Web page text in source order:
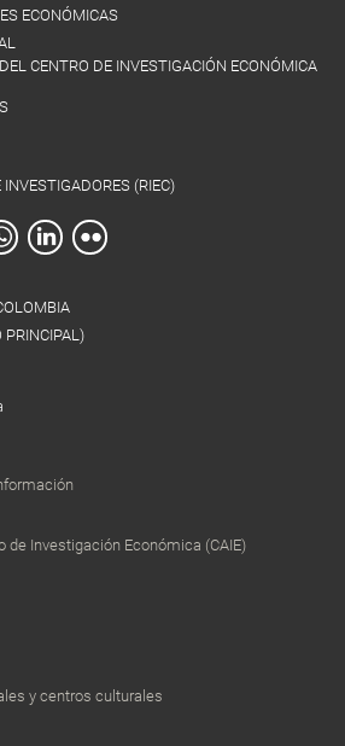
ECONÓMICAS
CENTRO DE INVESTIGACIÓN ECONÓMICA
(RIEC)
PRINCIPAL)
de Investigación Económica (CAIE)
y centros culturales